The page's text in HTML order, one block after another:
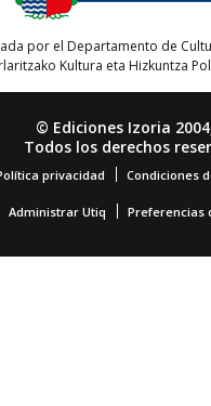
por el Departamento de
Kultura eta Hizkuntza
© Ediciones Izoria
Todos los derechos
privacidad Condiciones
Administrar Utiq Preferencias